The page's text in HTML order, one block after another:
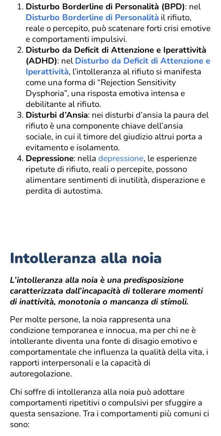
Disturbo Borderline di Personalità (BPD): nel
Disturbo Borderline di Personalità il rifiuto,
reale o percepito, può scatenare forti crisi emotive
e comportamenti impulsivi.
Disturbo da Deficit di Attenzione e Iperattività
(ADHD): nel Disturbo da Deficit di Attenzione e
Iperattività, l’intolleranza al rifiuto si manifesta
come una forma di “Rejection Sensitivity
Dysphoria”, una risposta emotiva intensa e
debilitante al rifiuto.
Disturbi d’Ansia: nei disturbi d’ansia la paura del
rifiuto è una componente chiave dell’ansia
sociale, in cui il timore del giudizio altrui porta a
evitamento e isolamento.
Depressione: nella depressione, le esperienze
ripetute di rifiuto, reali o percepite, possono
alimentare sentimenti di inutilità, disperazione e
perdita di autostima.
Intolleranza alla noia
L’intolleranza alla noia è una predisposizione
caratterizzata dall’incapacità di tollerare momenti
di inattività, monotonia o mancanza di stimoli.
Per molte persone, la noia rappresenta una
condizione temporanea e innocua, ma per chi ne è
intollerante diventa una fonte di disagio emotivo e
comportamentale che influenza la qualità della vita, i
rapporti interpersonali e la capacità di
autoregolazione.
Chi soffre di intolleranza alla noia può adottare
comportamenti ripetitivi o compulsivi per sfuggire a
questa sensazione. Tra i comportamenti più comuni ci
sono: